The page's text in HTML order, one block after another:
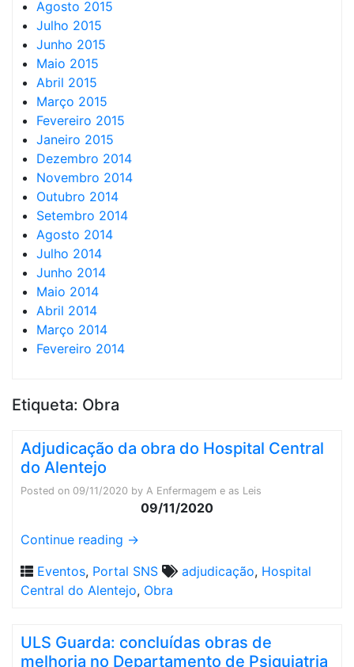
Agosto 2015
Julho 2015
Junho 2015
Maio 2015
Abril 2015
Março 2015
Fevereiro 2015
Janeiro 2015
Dezembro 2014
Novembro 2014
Outubro 2014
Setembro 2014
Agosto 2014
Julho 2014
Junho 2014
Maio 2014
Abril 2014
Março 2014
Fevereiro 2014
Etiqueta: Obra
Adjudicação da obra do Hospital Central
do Alentejo
Posted on 09/11/2020 by A Enfermagem e as Leis
09/11/2020
Continue reading →
Eventos, Portal SNS adjudicação, Hospital
Central do Alentejo, Obra
ULS Guarda: concluídas obras de
melhoria no Departamento de Psiquiatria